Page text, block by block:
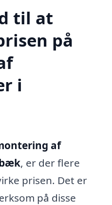
til at
på
i
af
, er der flere
prisen. Det er
på disse